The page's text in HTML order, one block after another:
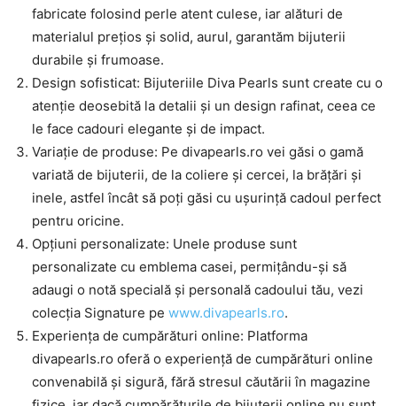
fabricate folosind perle atent culese, iar alături de
materialul prețios și solid, aurul, garantăm bijuterii
durabile și frumoase.
Design sofisticat: Bijuteriile Diva Pearls sunt create cu o
atenție deosebită la detalii și un design rafinat, ceea ce
le face cadouri elegante și de impact.
Variație de produse: Pe divapearls.ro vei găsi o gamă
variată de bijuterii, de la coliere și cercei, la brățări și
inele, astfel încât să poți găsi cu ușurință cadoul perfect
pentru oricine.
Opțiuni personalizate: Unele produse sunt
personalizate cu emblema casei, permițându-și să
adaugi o notă specială și personală cadoului tău, vezi
colecția Signature pe www.divapearls.ro.
Experiența de cumpărături online: Platforma
divapearls.ro oferă o experiență de cumpărături online
convenabilă și sigură, fără stresul căutării în magazine